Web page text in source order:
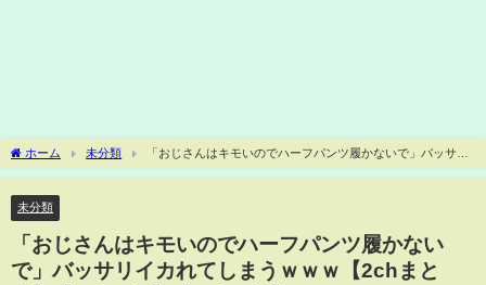
ホーム 未分類
「おじさんはキモいのでハーフパンツ履かないで」バッサリ
イカれてしまうｗｗｗ【2chまとめ】【2chスレ】【5chスレ】
未分類
「おじさんはキモいのでハーフパンツ履かない
で」バッサリイカれてしまうｗｗｗ【2chまと